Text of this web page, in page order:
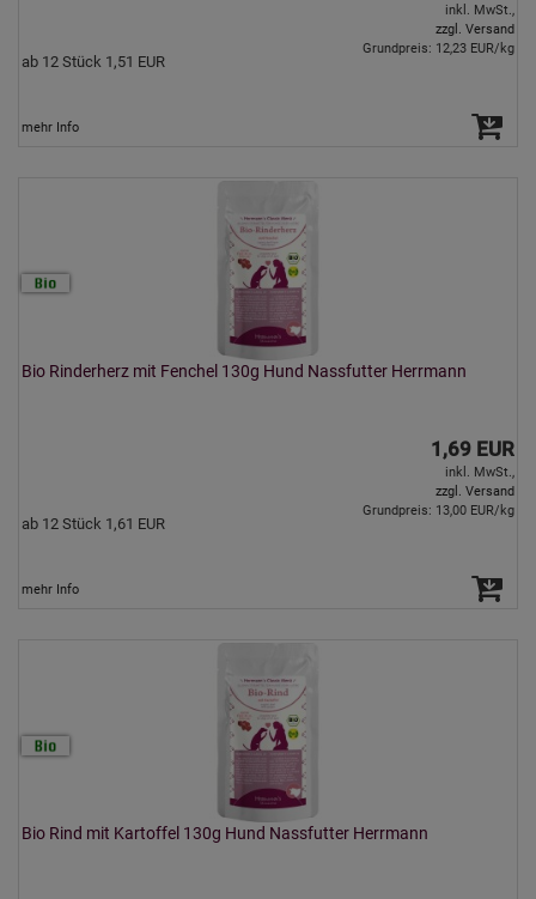
inkl. MwSt.,
zzgl. Versand
ab 12 Stück 1,51 EUR
Grundpreis: 12,23 EUR/kg
mehr Info
Bio Rinderherz mit Fenchel 130g Hund Nassfutter Herrmann
1,69 EUR
inkl. MwSt.,
zzgl. Versand
ab 12 Stück 1,61 EUR
Grundpreis: 13,00 EUR/kg
mehr Info
Bio Rind mit Kartoffel 130g Hund Nassfutter Herrmann